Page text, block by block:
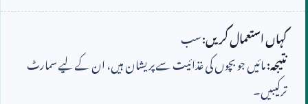
کہاں استعمال کریں:سب
نتیجہ:مائیں جو بچوں کی غذائیت سے پریشان ہیں، ان کے لیے سمارٹ
ترکیبیں۔